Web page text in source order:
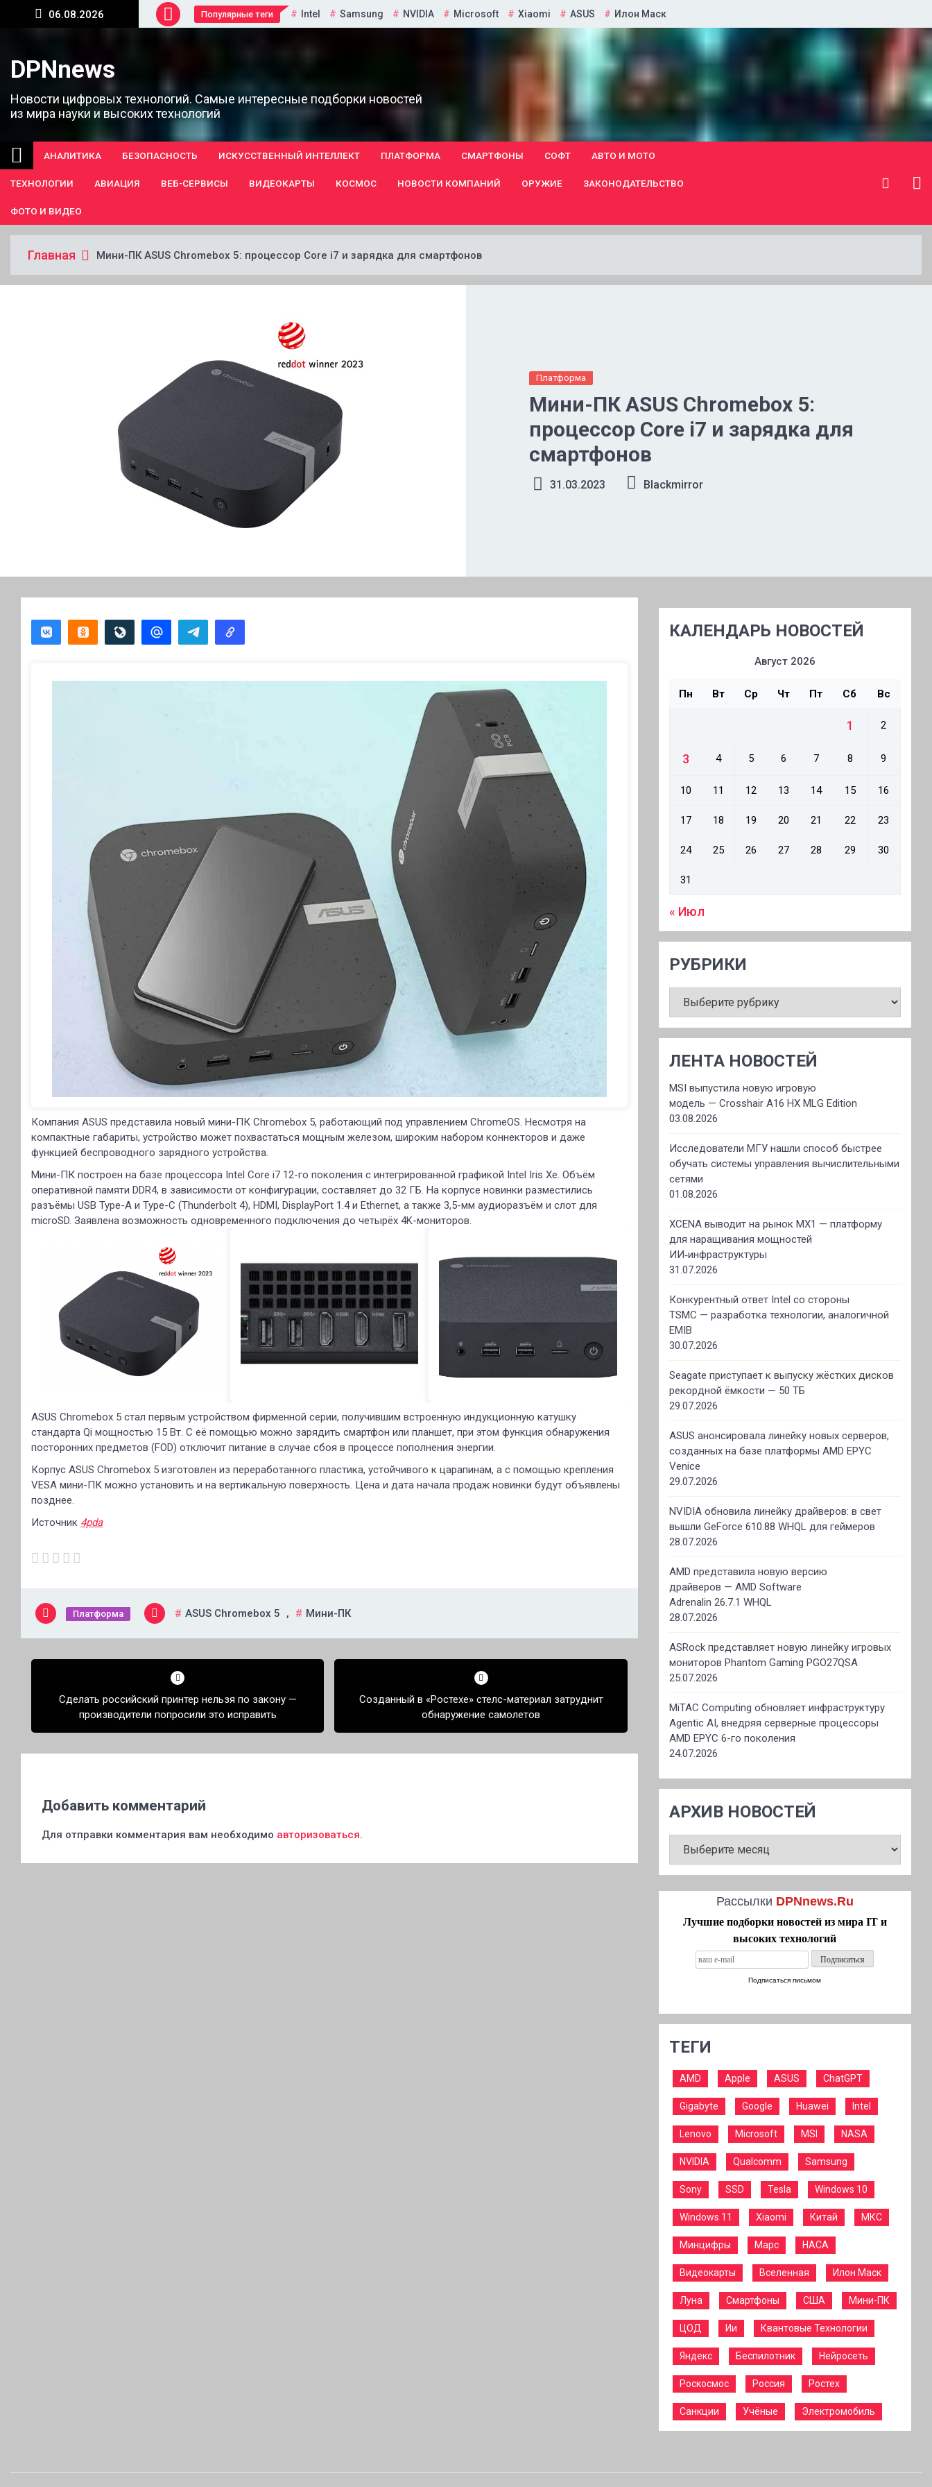
Перейти
06.08.2026 Популярные теги Intel Samsung NVIDIA Microsoft Xiaomi ASUS Илон Маск
DPNnews
Новости цифровых технологий. Самые интересные подборки новостей
из мира науки и высоких технологий
АНАЛИТИКА БЕЗОПАСНОСТЬ ИСКУССТВЕННЫЙ ИНТЕЛЛЕКТ ПЛАТФОРМА СМАРТФОНЫ СОФТ АВТО И МОТО
ТЕХНОЛОГИИ АВИАЦИЯ ВЕБ-СЕРВИСЫ ВИДЕОКАРТЫ КОСМОС НОВОСТИ КОМПАНИЙ ОРУЖИЕ ЗАКОНОДАТЕЛЬСТВО
ФОТО И ВИДЕО
Главная Мини-ПК ASUS Chromebox 5: процессор Core i7 и зарядка для смартфонов
Платформа
Мини-ПК ASUS Chromebox 5:
процессор Core i7 и зарядка для
смартфонов
31.03.2023 Blackmirror
Компания ASUS представила новый мини-ПК Chromebox 5, работающий под управлением ChromeOS. Несмотря на
компактные габариты, устройство может похвастаться мощным железом, широким набором коннекторов и даже
функцией беспроводного зарядного устройства.
Мини-ПК построен на базе процессора Intel Core i7 12-го поколения с интегрированной графикой Intel Iris Xe. Объём
оперативной памяти DDR4, в зависимости от конфигурации, составляет до 32 ГБ. На корпусе новинки разместились
разъёмы USB Type-A и Type-C (Thunderbolt 4), HDMI, DisplayPort 1.4 и Ethernet, а также 3,5-мм аудиоразъём и слот для
microSD. Заявлена возможность одновременного подключения до четырёх 4K-мониторов.
ASUS Chromebox 5 стал первым устройством фирменной серии, получившим встроенную индукционную катушку
стандарта Qi мощностью 15 Вт. С её помощью можно зарядить смартфон или планшет, при этом функция обнаружения
посторонних предметов (FOD) отключит питание в случае сбоя в процессе пополнения энергии.
Корпус ASUS Chromebox 5 изготовлен из переработанного пластика, устойчивого к царапинам, а с помощью крепления
VESA мини-ПК можно установить и на вертикальную поверхность. Цена и дата начала продаж новинки будут объявлены
позднее.
Источник 4pda
Платформа ASUS Chromebox 5 , Мини-ПК
Навигация
записямСделать российский принтер нельзя по закону —
производители попросили это исправить
Созданный в «Ростехе» стелс-материал затруднит
обнаружение самолетов
Добавить комментарий
Для отправки комментария вам необходимо авторизоваться.
КАЛЕНДАРЬ НОВОСТЕЙ
Август 2026
Пн Вт Ср Чт Пт Сб Вс
1 2
3 4 5 6 7 8 9
10 11 12 13 14 15 16
17 18 19 20 21 22 23
24 25 26 27 28 29 30
31
« Июл
РУБРИКИ
ЛЕНТА НОВОСТЕЙ
MSI выпустила новую игровую
модель — Crosshair A16 HX MLG Edition
03.08.2026
Исследователи МГУ нашли способ быстрее
обучать системы управления вычислительными
сетями
01.08.2026
XCENA выводит на рынок MX1 — платформу
для наращивания мощностей
ИИ‑инфраструктуры
31.07.2026
Конкурентный ответ Intel со стороны
TSMC — разработка технологии, аналогичной
EMIB
30.07.2026
Seagate приступает к выпуску жёстких дисков
рекордной ёмкости — 50 ТБ
29.07.2026
ASUS анонсировала линейку новых серверов,
созданных на базе платформы AMD EPYC
Venice
29.07.2026
NVIDIA обновила линейку драйверов: в свет
вышли GeForce 610.88 WHQL для геймеров
28.07.2026
AMD представила новую версию
драйверов — AMD Software
Adrenalin 26.7.1 WHQL
28.07.2026
ASRock представляет новую линейку игровых
мониторов Phantom Gaming PGO27QSA
25.07.2026
MiTAC Computing обновляет инфраструктуру
Agentic AI, внедряя серверные процессоры
AMD EPYC 6-го поколения
24.07.2026
АРХИВ НОВОСТЕЙ
НОВОСТЕЙ
Рассылки DPNnews.Ru
Лучшие подборки новостей из мира IT и
высоких технологий
Подписаться письмом
ТЕГИ
AMD Apple ASUS ChatGPT
Gigabyte Google Huawei Intel
Lenovo Microsoft MSI NASA
NVIDIA Qualcomm Samsung
Sony SSD Tesla Windows 10
Windows 11 Xiaomi Китай МКС
Минцифры Марс НАСА
Видеокарты Вселенная Илон Маск
Луна Смартфоны США Мини-ПК
ЦОД Ии Квантовые Технологии
Яндекс Беспилотник Нейросеть
Роскосмос Россия Ростех
Санкции Учёные Электромобиль